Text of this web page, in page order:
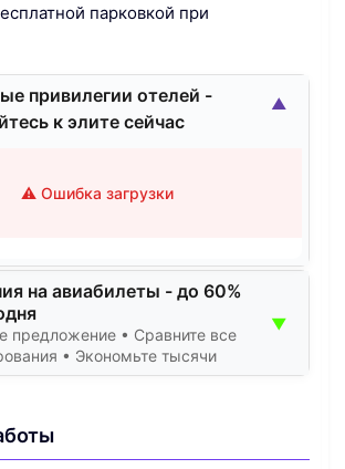
парковкой при
привилегии отелей -
к элите сейчас
⚠️ Ошибка загрузки
▲
на авиабилеты - до 60%
предложение • Сравните все
• Экономьте тысячи
▼